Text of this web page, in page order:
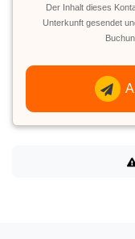
Der Inhalt dieses
Unterkunft gesendet